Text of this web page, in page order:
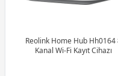
Reolink Home Hub Hh0164
Kanal Wi-Fi Kayıt Cihazı